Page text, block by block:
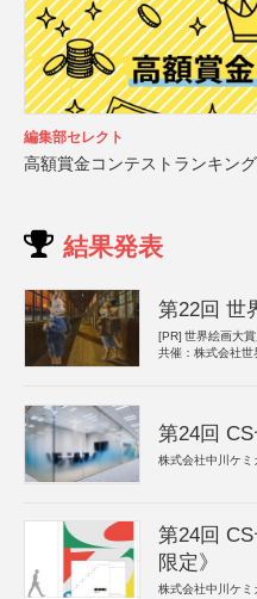
編集部セレクト
高額賞金コンテストランキング
結果発表
第22回 世
[PR] 世界絵画大
共催：株式会社世
第24回
株式会社中川ケミ
第24回
限定》
株式会社中川ケミ